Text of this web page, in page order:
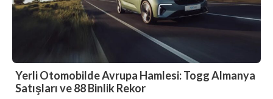
Yerli Otomobilde Avrupa Hamlesi: Togg Almanya
Satışları ve 88 Binlik Rekor